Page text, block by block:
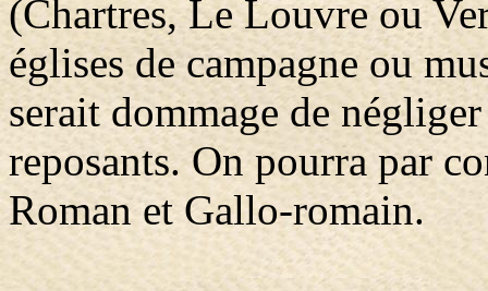
(Chartres, Le Louvre ou
églises de campagne ou
serait dommage de
reposants. On pourra par
Roman et Gallo-romain.